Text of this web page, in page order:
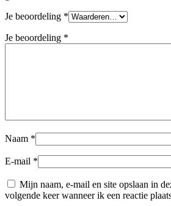
Je beoordeling *
Je beoordeling *
Naam *
E-mail *
Mijn naam, e-mail en site opslaan in
volgende keer wanneer ik een reactie